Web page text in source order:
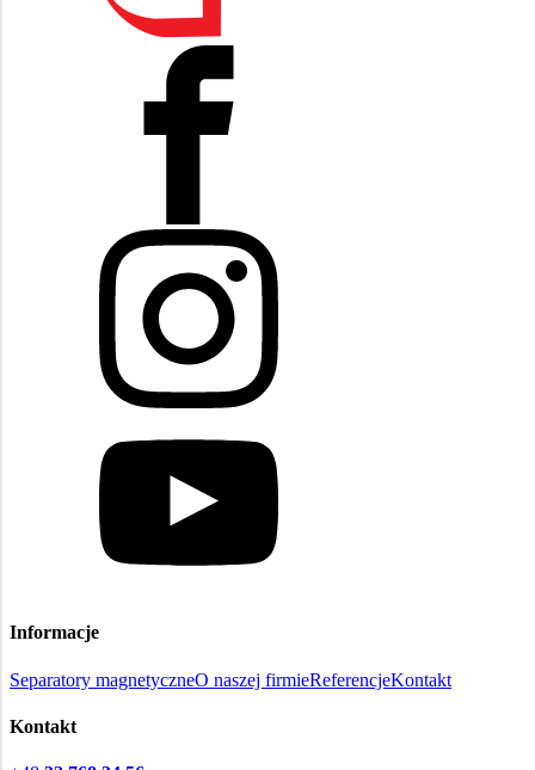
Informacje
Separatory magnetyczneO naszej firmieReferencjeKontakt
Kontakt